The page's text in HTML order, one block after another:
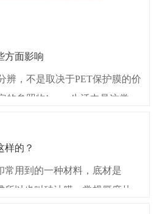
方面影响
，不是取决于PET保护膜的价
定的参照物! 生活中是这类思
物叫做顾客的认可
样的？
用到的一种材料，底材是
所以也叫硅油膜。常规厚度从